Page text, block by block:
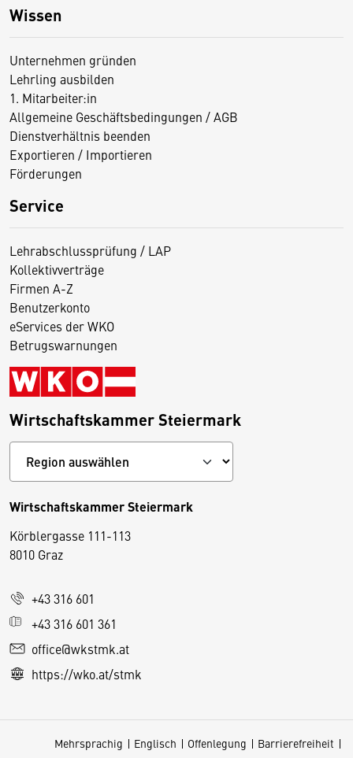
Wissen
Unternehmen gründen
Lehrling ausbilden
1. Mitarbeiter:in
Allgemeine Geschäftsbedingungen / AGB
Dienstverhältnis beenden
Exportieren / Importieren
Förderungen
Service
Lehrabschlussprüfung / LAP
Kollektivverträge
Firmen A-Z
Benutzerkonto
eServices der WKO
Betrugswarnungen
Wirtschaftskammer Steiermark
Wirtschaftskammer Steiermark
Körblergasse 111-113
8010 Graz
+43 316 601
+43 316 601 361
office@wkstmk.at
https://wko.at/stmk
Mehrsprachig Englisch Offenlegung
Barrierefreiheit
D
i
s
e
S
e